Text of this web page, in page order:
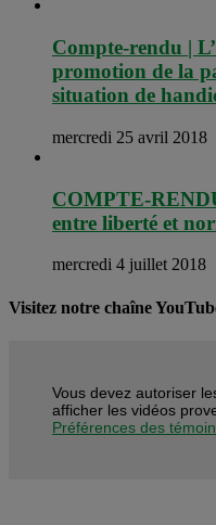
Compte-rendu |
promotion de la
situation de
mercredi 25 avril 2018
COMPTE-
entre liberté et
mercredi 4 juillet 2018
Visitez notre chaîne
Vous devez autoriser
afficher les vidéos
Préférences des